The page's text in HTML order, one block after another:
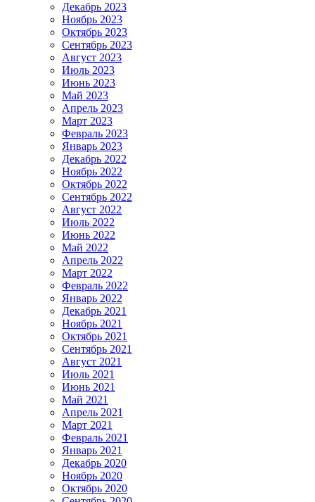
Декабрь 2023
Ноябрь 2023
Октябрь 2023
Сентябрь 2023
Август 2023
Июль 2023
Июнь 2023
Май 2023
Апрель 2023
Март 2023
Февраль 2023
Январь 2023
Декабрь 2022
Ноябрь 2022
Октябрь 2022
Сентябрь 2022
Август 2022
Июль 2022
Июнь 2022
Май 2022
Апрель 2022
Март 2022
Февраль 2022
Январь 2022
Декабрь 2021
Ноябрь 2021
Октябрь 2021
Сентябрь 2021
Август 2021
Июль 2021
Июнь 2021
Май 2021
Апрель 2021
Март 2021
Февраль 2021
Январь 2021
Декабрь 2020
Ноябрь 2020
Октябрь 2020